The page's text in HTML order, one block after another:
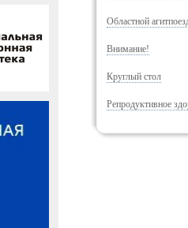
Областной
Внимание!
Круглый стол
Репродуктивное